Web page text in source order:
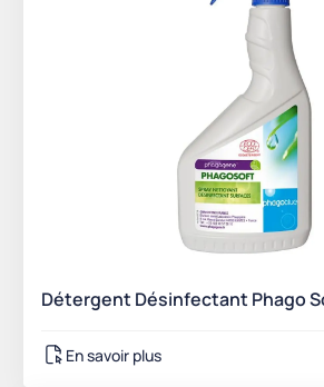
Détergent Désinfectant Phago
En savoir plus